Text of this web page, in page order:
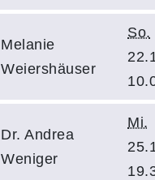
Melanie
Weiershäuser
So.
Dr. Andrea
Weniger
Mi.